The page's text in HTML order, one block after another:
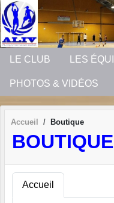
LE CLUB LES
PHOTOS & VIDÉOS
Accueil Boutique
BOUTIQUE
Accueil
Panneau de gestion des